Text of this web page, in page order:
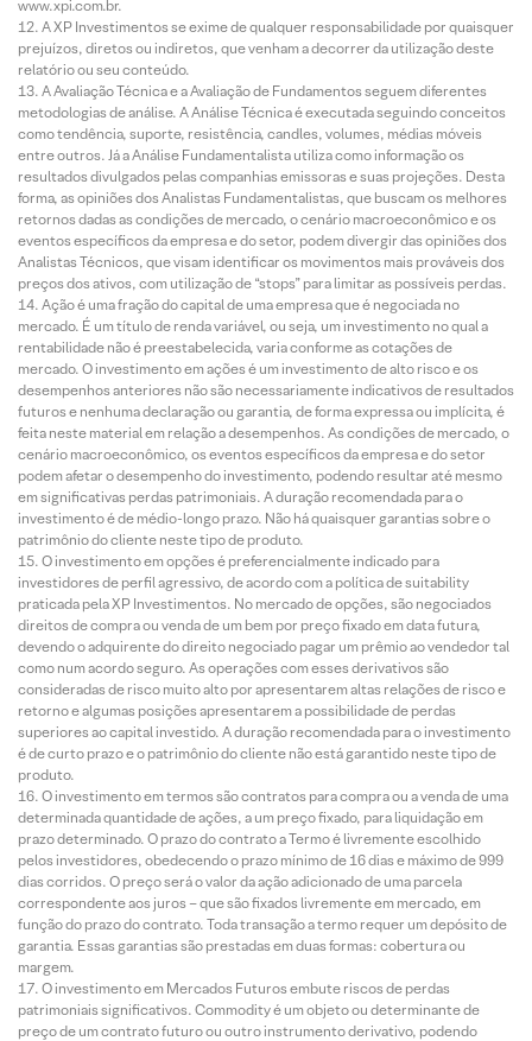
www.xpi.com.br.
A XP Investimentos se exime de qualquer responsabilidade por quaisquer
prejuízos, diretos ou indiretos, que venham a decorrer da utilização deste
relatório ou seu conteúdo.
A Avaliação Técnica e a Avaliação de Fundamentos seguem diferentes
metodologias de análise. A Análise Técnica é executada seguindo conceitos
como tendência, suporte, resistência, candles, volumes, médias móveis
entre outros. Já a Análise Fundamentalista utiliza como informação os
resultados divulgados pelas companhias emissoras e suas projeções. Desta
forma, as opiniões dos Analistas Fundamentalistas, que buscam os melhores
retornos dadas as condições de mercado, o cenário macroeconômico e os
eventos específicos da empresa e do setor, podem divergir das opiniões dos
Analistas Técnicos, que visam identificar os movimentos mais prováveis dos
preços dos ativos, com utilização de “stops” para limitar as possíveis perdas.
Ação é uma fração do capital de uma empresa que é negociada no
mercado. É um título de renda variável, ou seja, um investimento no qual a
rentabilidade não é preestabelecida, varia conforme as cotações de
mercado. O investimento em ações é um investimento de alto risco e os
desempenhos anteriores não são necessariamente indicativos de resultados
futuros e nenhuma declaração ou garantia, de forma expressa ou implícita, é
feita neste material em relação a desempenhos. As condições de mercado, o
cenário macroeconômico, os eventos específicos da empresa e do setor
podem afetar o desempenho do investimento, podendo resultar até mesmo
em significativas perdas patrimoniais. A duração recomendada para o
investimento é de médio-longo prazo. Não há quaisquer garantias sobre o
patrimônio do cliente neste tipo de produto.
O investimento em opções é preferencialmente indicado para
investidores de perfil agressivo, de acordo com a política de suitability
praticada pela XP Investimentos. No mercado de opções, são negociados
direitos de compra ou venda de um bem por preço fixado em data futura,
devendo o adquirente do direito negociado pagar um prêmio ao vendedor tal
como num acordo seguro. As operações com esses derivativos são
consideradas de risco muito alto por apresentarem altas relações de risco e
retorno e algumas posições apresentarem a possibilidade de perdas
superiores ao capital investido. A duração recomendada para o investimento
é de curto prazo e o patrimônio do cliente não está garantido neste tipo de
produto.
O investimento em termos são contratos para compra ou a venda de uma
determinada quantidade de ações, a um preço fixado, para liquidação em
prazo determinado. O prazo do contrato a Termo é livremente escolhido
pelos investidores, obedecendo o prazo mínimo de 16 dias e máximo de 999
dias corridos. O preço será o valor da ação adicionado de uma parcela
correspondente aos juros – que são fixados livremente em mercado, em
função do prazo do contrato. Toda transação a termo requer um depósito de
garantia. Essas garantias são prestadas em duas formas: cobertura ou
margem.
O investimento em Mercados Futuros embute riscos de perdas
patrimoniais significativos. Commodity é um objeto ou determinante de
preço de um contrato futuro ou outro instrumento derivativo, podendo